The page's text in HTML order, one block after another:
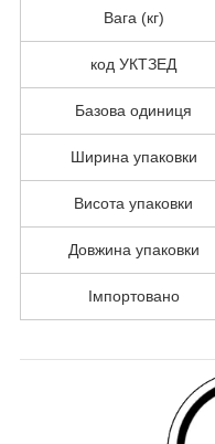
Вага (кг)
код УКТЗЕД
Базова одиниця
Ширина упаковки
Висота упаковки
Довжина упаковки
Імпортовано